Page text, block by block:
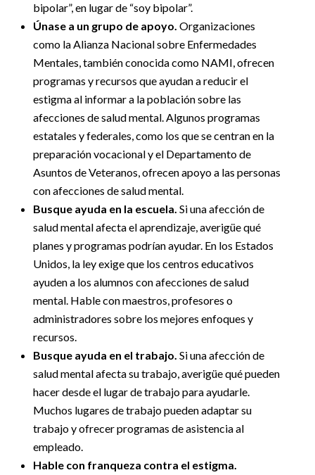
bipolar”, en lugar de “soy bipolar”.
Únase a un grupo de apoyo. Organizaciones
como la Alianza Nacional sobre Enfermedades
Mentales, también conocida como NAMI, ofrecen
programas y recursos que ayudan a reducir el
estigma al informar a la población sobre las
afecciones de salud mental. Algunos programas
estatales y federales, como los que se centran en la
preparación vocacional y el Departamento de
Asuntos de Veteranos, ofrecen apoyo a las personas
con afecciones de salud mental.
Busque ayuda en la escuela. Si una afección de
salud mental afecta el aprendizaje, averigüe qué
planes y programas podrían ayudar. En los Estados
Unidos, la ley exige que los centros educativos
ayuden a los alumnos con afecciones de salud
mental. Hable con maestros, profesores o
administradores sobre los mejores enfoques y
recursos.
Busque ayuda en el trabajo. Si una afección de
salud mental afecta su trabajo, averigüe qué pueden
hacer desde el lugar de trabajo para ayudarle.
Muchos lugares de trabajo pueden adaptar su
trabajo y ofrecer programas de asistencia al
empleado.
Hable con franqueza contra el estigma.